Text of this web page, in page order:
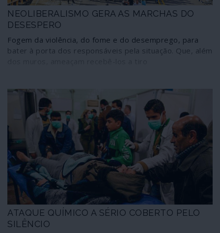
NEOLIBERALISMO GERA AS MARCHAS DO
DESESPERO
Fogem da violência, do fome e do desemprego, para
bater à porta dos responsáveis pela situação. Que, além
ATAQUE QUÍMICO A SÉRIO COBERTO PELO
SILÊNCIO